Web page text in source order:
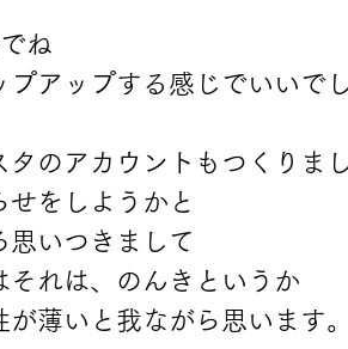
ね
プアップする感じでいいで
タのアカウントもつくりまし
せをしようかと
思いつきまして
それは、のんきというか
が薄いと我ながら思います。